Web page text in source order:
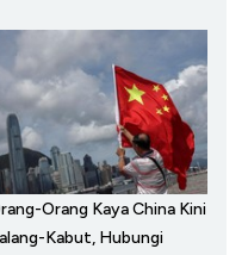
Orang Kaya China Kini
Kabut, Hubungi